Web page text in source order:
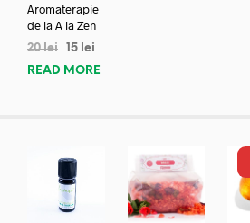
Aromaterapie
de la A la Zen
20lei 15 lei
READ MORE